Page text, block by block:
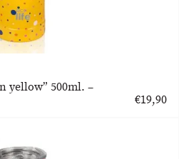
yellow” 500ml. –
€19,90